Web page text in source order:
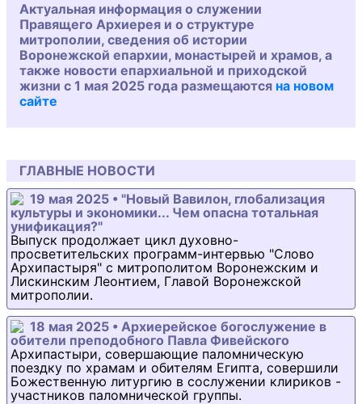
Актуальная информация о служении
Правящего Архиерея и о структуре
митрополии, сведения об истории
Воронежской епархии, монастырей и храмов, а
также новости епархиальной и приходской
жизни с 1 мая 2025 года размещаются на новом
сайте
ГЛАВНЫЕ НОВОСТИ
19 мая 2025 • "Новый Вавилон, глобализация
культуры и экономики... Чем опасна тотальная
унификация?"
Выпуск продолжает цикл духовно-
просветительских программ-интервью "Слово
Архипастыря" с митрополитом Воронежским и
Лискинским Леонтием, Главой Воронежской
митрополии.
18 мая 2025 • Архиерейское богослужение в
обители преподобного Павла Фивейского
Архипастыри, совершающие паломническую
поездку по храмам и обителям Египта, совершили
Божественную литургию в сослужении клириков -
участников паломнической группы.